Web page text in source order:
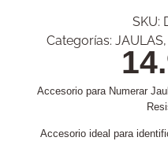
SKU:
Categorías: JAULAS,
Accesorio para Numerar
Accesorio ideal para